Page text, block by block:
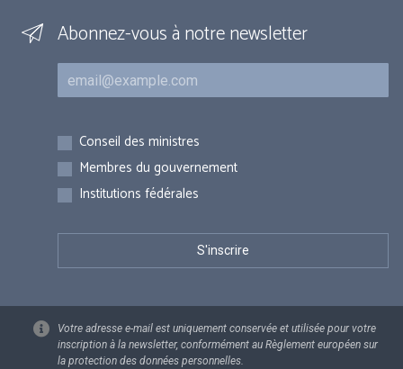
Abonnez-vous à notre newsletter
Courriel
Inscriptions
Conseil des ministres
Membres du gouvernement
Institutions fédérales
Votre adresse e-mail est uniquement conservée et utilisée pour votre
inscription à la newsletter, conformément au Règlement européen sur
la protection des données personnelles.